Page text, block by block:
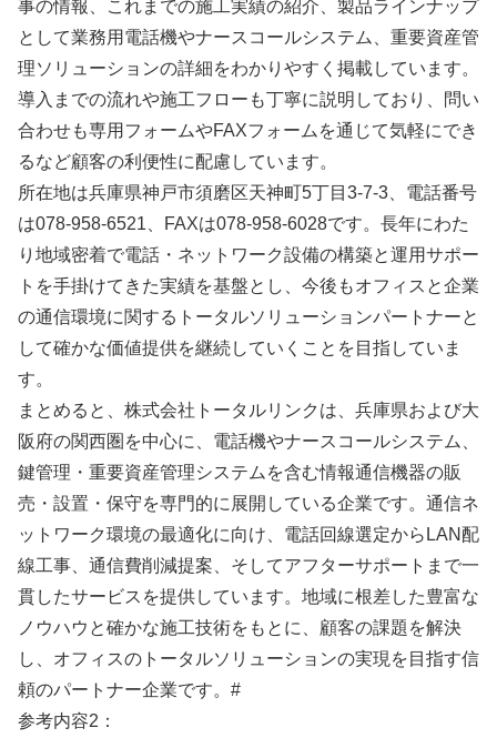
事の情報、これまでの施工実績の紹介、製品ラインナップ
として業務用電話機やナースコールシステム、重要資産管
理ソリューションの詳細をわかりやすく掲載しています。
導入までの流れや施工フローも丁寧に説明しており、問い
合わせも専用フォームやFAXフォームを通じて気軽にでき
るなど顧客の利便性に配慮しています。
所在地は兵庫県神戸市須磨区天神町5丁目3-7-3、電話番号
は078-958-6521、FAXは078-958-6028です。長年にわた
り地域密着で電話・ネットワーク設備の構築と運用サポー
トを手掛けてきた実績を基盤とし、今後もオフィスと企業
の通信環境に関するトータルソリューションパートナーと
して確かな価値提供を継続していくことを目指していま
す。
まとめると、株式会社トータルリンクは、兵庫県および大
阪府の関西圏を中心に、電話機やナースコールシステム、
鍵管理・重要資産管理システムを含む情報通信機器の販
売・設置・保守を専門的に展開している企業です。通信ネ
ットワーク環境の最適化に向け、電話回線選定からLAN配
線工事、通信費削減提案、そしてアフターサポートまで一
貫したサービスを提供しています。地域に根差した豊富な
ノウハウと確かな施工技術をもとに、顧客の課題を解決
し、オフィスのトータルソリューションの実現を目指す信
頼のパートナー企業です。#
参考内容2：